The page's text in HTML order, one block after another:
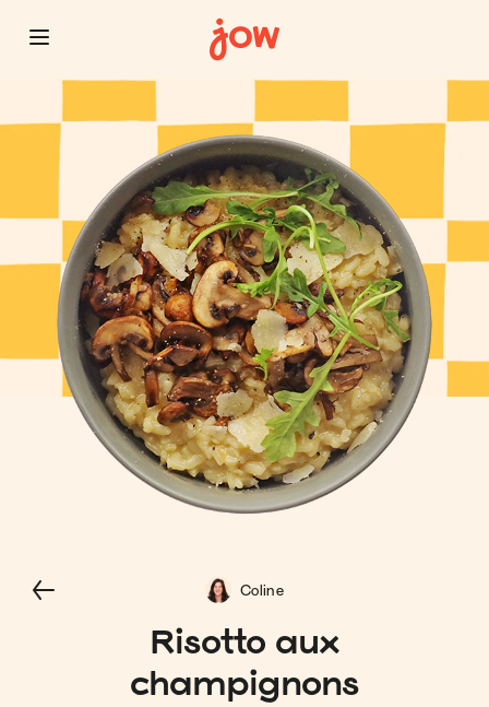
Risotto aux
champignons
Coline